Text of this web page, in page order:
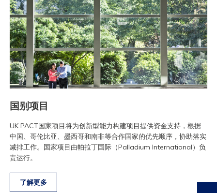
国别项目
UK PACT国家项目将为创新型能力构建项目提供资金支持，根据
中国、哥伦比亚、墨西哥和南非等合作国家的优先顺序，协助落实
减排工作。国家项目由帕拉丁国际（Palladium International）负
责运行。
了解更多